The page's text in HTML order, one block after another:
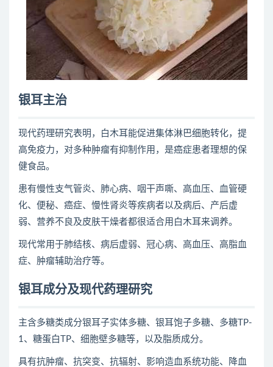
银耳主治
现代药理研究表明，白木耳能促进集体淋巴细胞转化，提
高免疫力，对多种肿瘤有抑制作用，是癌症患者理想的保
健食品。
患有慢性支气管炎、肺心病、咽干声嘶、高血压、血管硬
化、便秘、癌症、慢性肾炎等疾病者以及病后、产后虚
弱、营养不良及皮肤干燥者都很适合用白木耳来调养。
现代常用于肺结核、病后虚弱、冠心病、高血压、高脂血
症、肿瘤辅助治疗等。
银耳成分及现代药理研究
主含多糖类成分银耳子实体多糖、银耳饱子多糖、多糖TP-
1、糖蛋白TP、细胞壁多糖等，以及脂质成分。
具有抗肿瘤、抗突变、抗辐射、影响造血系统功能、降血